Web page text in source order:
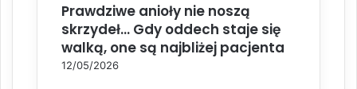
Prawdziwe anioły nie noszą
skrzydeł… Gdy oddech staje się
walką, one są najbliżej pacjenta
12/05/2026